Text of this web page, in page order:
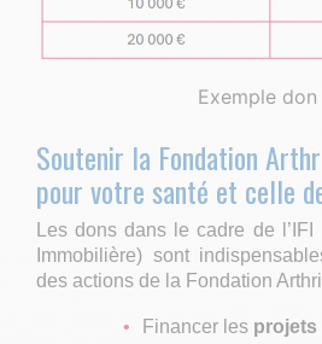
Exemple don
Soutenir la Fondation
pour votre santé et celle
Les dons dans le cadre de
Immobilière) sont
des actions de la Fondation
Financer les projets